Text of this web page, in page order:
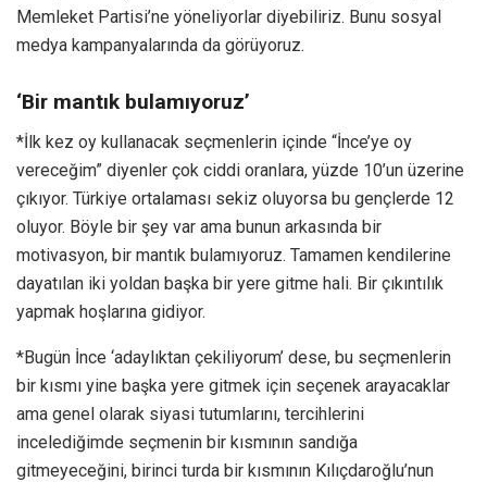
Memleket Partisi’ne yöneliyorlar diyebiliriz. Bunu sosyal
medya kampanyalarında da görüyoruz.
‘Bir mantık bulamıyoruz’
*İlk kez oy kullanacak seçmenlerin içinde “İnce’ye oy
vereceğim” diyenler çok ciddi oranlara, yüzde 10’un üzerine
çıkıyor. Türkiye ortalaması sekiz oluyorsa bu gençlerde 12
oluyor. Böyle bir şey var ama bunun arkasında bir
motivasyon, bir mantık bulamıyoruz. Tamamen kendilerine
dayatılan iki yoldan başka bir yere gitme hali. Bir çıkıntılık
yapmak hoşlarına gidiyor.
*Bugün İnce ‘adaylıktan çekiliyorum’ dese, bu seçmenlerin
bir kısmı yine başka yere gitmek için seçenek arayacaklar
ama genel olarak siyasi tutumlarını, tercihlerini
incelediğimde seçmenin bir kısmının sandığa
gitmeyeceğini, birinci turda bir kısmının Kılıçdaroğlu’nun